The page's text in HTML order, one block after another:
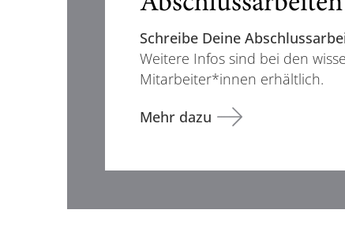
Schreibe Deine
Weitere Infos sind bei den
Mitarbeiter*innen erhältlich.
Mehr dazu